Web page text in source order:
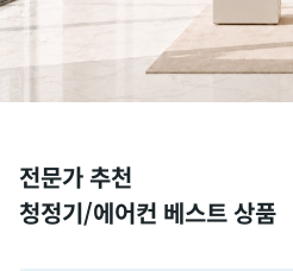
전문가 추천
청정기/에어컨 베스트 상품